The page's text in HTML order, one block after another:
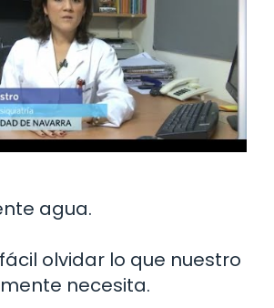
agua.
olvidar lo que nuestro
necesita.